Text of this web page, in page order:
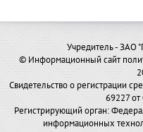
Учредитель - ЗАО
© Информационный сайт
Свидетельство о регистрации
69227 от
Регистрирующий орган:
информационных